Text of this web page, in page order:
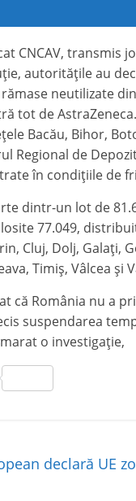
CNCAV, transmis
autoritățile au
neutilizate
tot de
Bacău, Bihor,
Regional de
în condițiile de
dintr-un lot de
77.049,
Cluj, Dolj, Galați,
Timiș, Vâlcea și
că România nu a
suspendarea
o investigație,
P
a
declară UE